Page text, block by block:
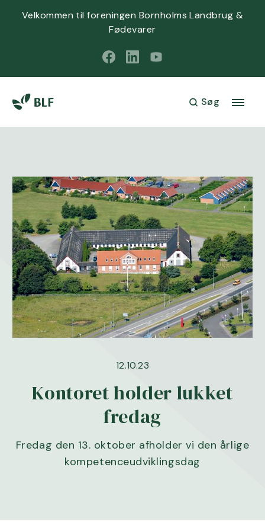
Velkommen til foreningen Bornholms Landbrug &
Fødevarer
Søg
12.10.23
Kontoret holder lukket
fredag
Fredag den 13. oktober afholder vi den årlige
kompetenceudviklingsdag